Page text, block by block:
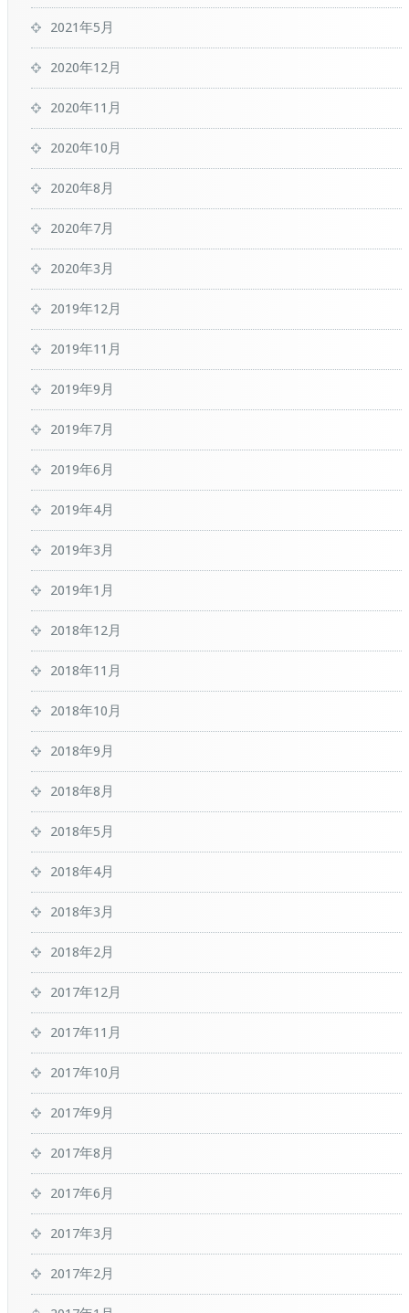
2021年5月
2020年12月
2020年11月
2020年10月
2020年8月
2020年7月
2020年3月
2019年12月
2019年11月
2019年9月
2019年7月
2019年6月
2019年4月
2019年3月
2019年1月
2018年12月
2018年11月
2018年10月
2018年9月
2018年8月
2018年5月
2018年4月
2018年3月
2018年2月
2017年12月
2017年11月
2017年10月
2017年9月
2017年8月
2017年6月
2017年3月
2017年2月